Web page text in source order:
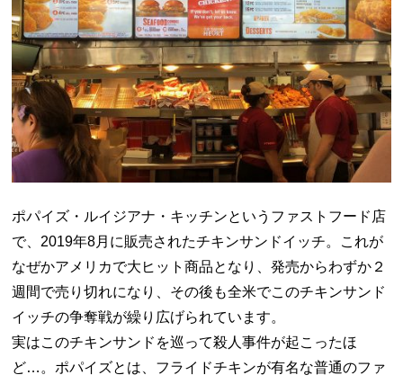
ポパイズ・ルイジアナ・キッチンというファストフード店
で、2019年8月に販売されたチキンサンドイッチ。これが
なぜかアメリカで大ヒット商品となり、発売からわずか２
週間で売り切れになり、その後も全米でこのチキンサンド
イッチの争奪戦が繰り広げられています。
実はこのチキンサンドを巡って殺人事件が起こったほ
ど…。ポパイズとは、フライドチキンが有名な普通のファ